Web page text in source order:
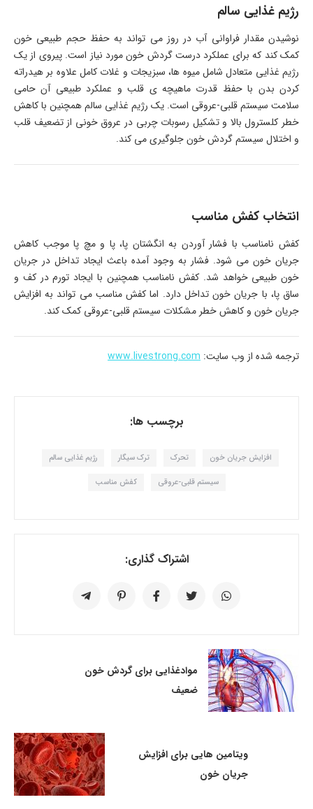
رژیم غذایی سالم
نوشیدن مقدار فراوانی آب در روز می تواند به حفظ حجم طبیعی خون
کمک کند که برای عملکرد درست گردش خون مورد نیاز است. پیروی از یک
رژیم غذایی متعادل شامل میوه ها، سبزیجات و غلات کامل علاوه بر هیدراته
کردن بدن با حفظ قدرت ماهیچه ی قلب و عملکرد طبیعی آن حامی
سلامت سیستم قلبی-عروقی است. یک رژیم غذایی سالم همچنین با کاهش
خطر کلسترول بالا و تشکیل رسوبات چربی در عروق خونی از تضعیف قلب
و اختلال سیستم گردش خون جلوگیری می کند.
انتخاب کفش مناسب
کفش نامناسب با فشار آوردن به انگشتان پا، پا و مچ پا موجب کاهش
جریان خون می شود. فشار به وجود آمده باعث ایجاد تداخل در جریان
خون طبیعی خواهد شد. کفش نامناسب همچنین با ایجاد تورم در کف و
ساق پا، با جریان خون تداخل دارد. اما کفش مناسب می تواند به افزایش
جریان خون و کاهش خطر مشکلات سیستم قلبی-عروقی کمک کند.
ترجمه شده از وب سایت: www.livestrong.com
برچسب ها:
افزایش جریان خون تحرک ترک سیگار رژیم غذایی سالم
سیستم قلبی-عروقی کفش مناسب
اشتراک گذاری:
موادغذایی برای گردش خون
ضعیف
ویتامین هایی برای افزایش
جریان خون